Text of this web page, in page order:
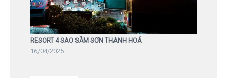
RESORT 4 SAO SẦM SƠN THANH HOÁ
16/04/2025